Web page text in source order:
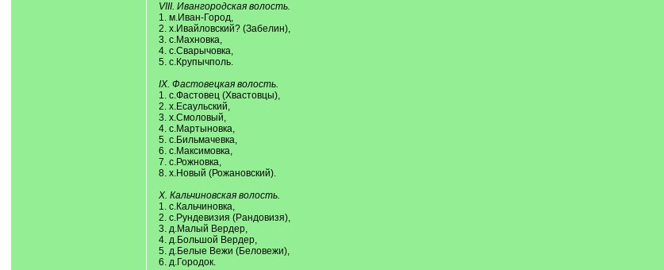
VIII. Ивангородская волость.
1. м.Иван-Город,
2. х.Ивайловский? (Забелин),
3. с.Махновка,
4. с.Сварычовка,
5. с.Крупычполь.
IX. Фастовецкая волость.
1. с.Фастовец (Хвастовцы),
2. х.Есаульский,
3. х.Смоловый,
4. с.Мартыновка,
5. с.Бильмачевка,
6. с.Максимовка,
7. с.Рожновка,
8. х.Новый (Рожановский).
X. Кальчиновская волость.
1. с.Кальчиновка,
2. с.Рундевизия (Рандовизя),
3. д.Малый Вердер,
4. д.Большой Вердер,
5. д.Белые Вежи (Беловежи),
6. д.Городок.